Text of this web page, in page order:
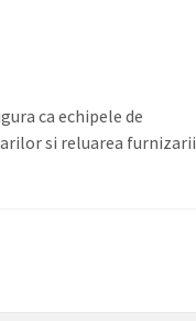
ca echipele de
si reluarea furnizarii